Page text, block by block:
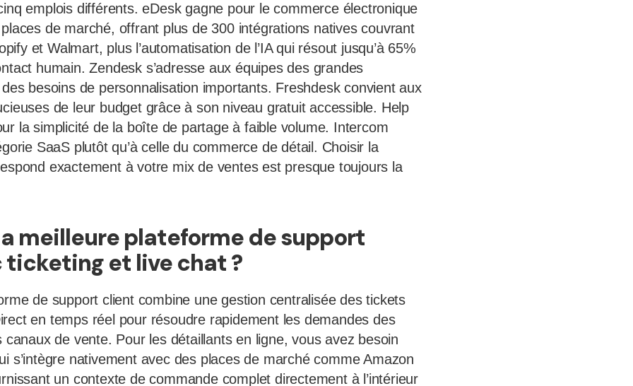
emplois différents. eDesk gagne pour le commerce électronique
de marché, offrant plus de 300 intégrations natives couvrant
et Walmart, plus l’automatisation de l’IA qui résout jusqu’à 65%
humain. Zendesk s’adresse aux équipes des grandes
besoins de personnalisation importants. Freshdesk convient aux
de leur budget grâce à son niveau gratuit accessible. Help
la simplicité de la boîte de partage à faible volume. Intercom
SaaS plutôt qu’à celle du commerce de détail. Choisir la
exactement à votre mix de ventes est presque toujours la
meilleure plateforme de support
et live chat ?
de support client combine une gestion centralisée des tickets
en temps réel pour résoudre rapidement les demandes des
de vente. Pour les détaillants en ligne, vous avez besoin
s’intègre nativement avec des places de marché comme Amazon
un contexte de commande complet directement à l’intérieur